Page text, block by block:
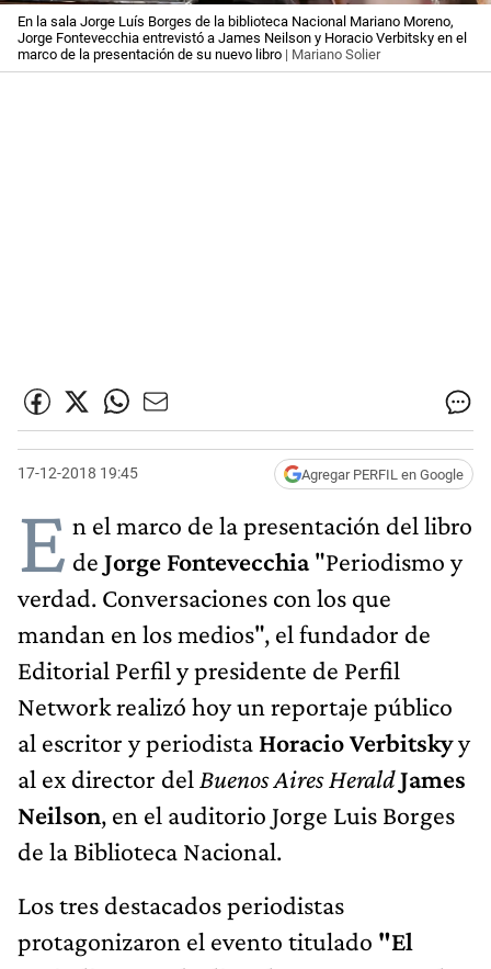
En la sala Jorge Luís Borges de la biblioteca Nacional Mariano Moreno,
Jorge Fontevecchia entrevistó a James Neilson y Horacio Verbitsky en el
marco de la presentación de su nuevo libro | Mariano Solier
17-12-2018 19:45 Agregar PERFIL en Google
E n el marco de la presentación del libro
de Jorge Fontevecchia"Periodismo y
verdad. Conversaciones con los que
mandan en los medios", el fundador de
Editorial Perfil y presidente de Perfil
Network realizó hoy un reportaje público
al escritor y periodista Horacio Verbitskyy
al ex director del Buenos Aires HeraldJames
Neilson, en el auditorio Jorge Luis Borges
de la Biblioteca Nacional.
Los tres destacados periodistas
protagonizaron el evento titulado "El